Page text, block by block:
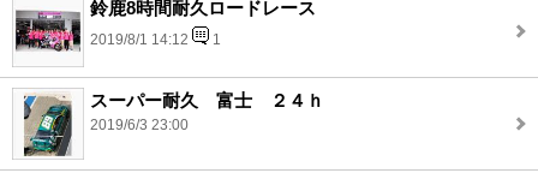
鈴鹿8時間耐久ロードレース
2019/8/1 14:12 1
スーパー耐久 富士 ２４ｈ
2019/6/3 23:00